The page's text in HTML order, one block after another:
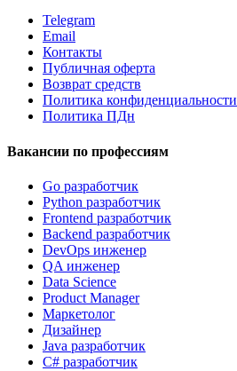
Telegram
Email
Контакты
Публичная оферта
Возврат средств
Политика конфиденциальности
Политика ПДн
Вакансии по профессиям
Go разработчик
Python разработчик
Frontend разработчик
Backend разработчик
DevOps инженер
QA инженер
Data Science
Product Manager
Маркетолог
Дизайнер
Java разработчик
C# разработчик